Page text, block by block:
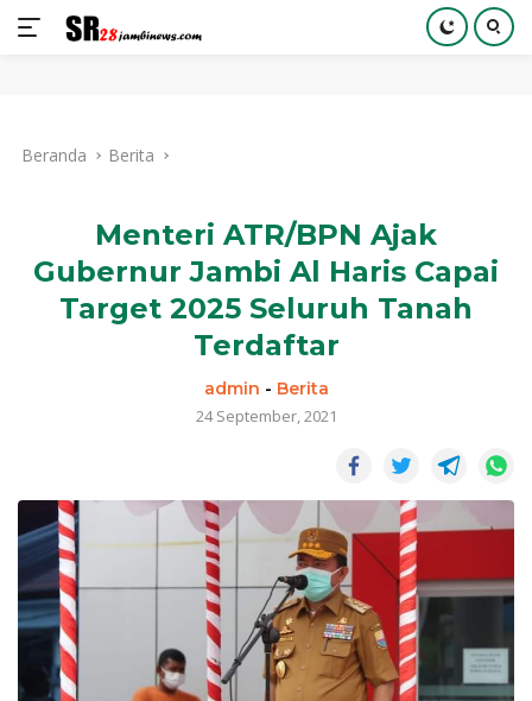
kontenBeranda Berita
Menteri ATR/BPN Ajak
Gubernur Jambi Al Haris Capai
Target 2025 Seluruh Tanah
Terdaftar
admin - Berita
24 September, 2021